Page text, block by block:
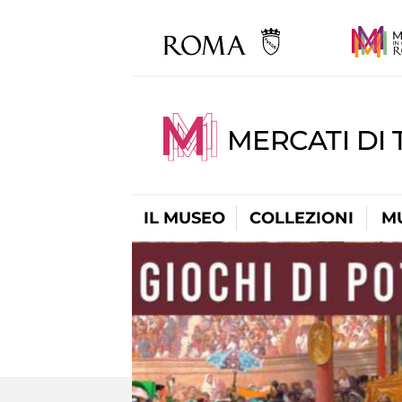
MERCATI DI
IL MUSEO COLLEZIONI